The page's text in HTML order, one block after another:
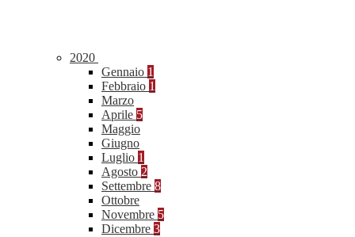
2020
Gennaio 1
Febbraio 1
Marzo
Aprile 5
Maggio
Giugno
Luglio 1
Agosto 2
Settembre 8
Ottobre
Novembre 5
Dicembre 3